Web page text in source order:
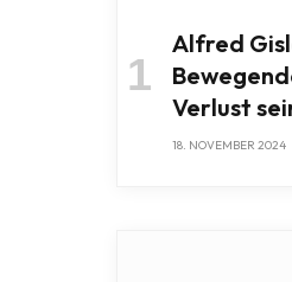
Alfred
Verlust
18. NOVEMBER 2024